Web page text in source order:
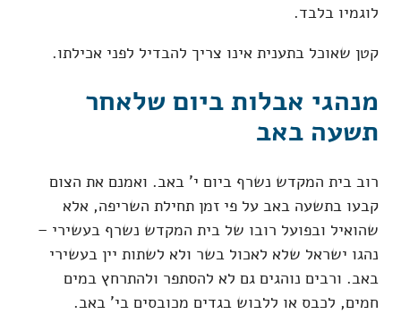
לוגמיו בלבד.
קטן שאוכל בתענית אינו צריך להבדיל לפני אכילתו.
מנהגי אבלות ביום שלאחר
תשעה באב
רוב בית המקדש נשרף ביום י' באב. ואמנם את הצום
קבעו בתשעה באב על פי זמן תחילת השריפה, אלא
שהואיל ובפועל רובו של בית המקדש נשרף בעשירי –
נהגו ישראל שלא לאכול בשר ולא לשתות יין בעשירי
באב. ורבים נוהגים גם לא להסתפר ולהתרחץ במים
חמים, לכבס או ללבוש בגדים מכובסים בי' באב.